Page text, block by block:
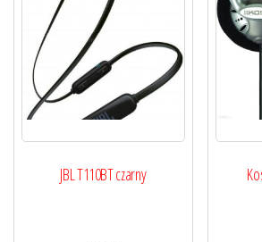
JBL T110BT czarny